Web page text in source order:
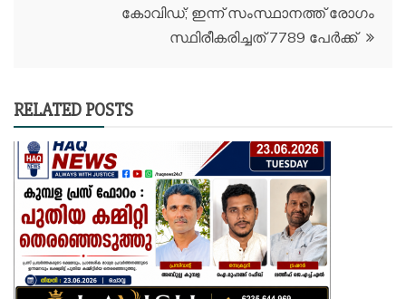
കോവിഡ്; ഇന്ന് സംസ്ഥാനത്ത് രോഗം
സ്ഥിരീകരിച്ചത് 7789 പേർക്ക്
RELATED POSTS